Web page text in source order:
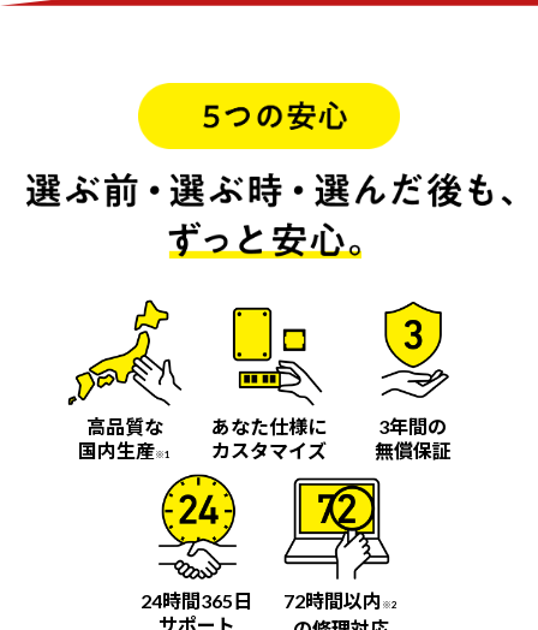
高品質な
国内生産※1
あなた仕様に
カスタマイズ
3年間の
無償保証
24時間365日
サポート
72時間以内 ※2